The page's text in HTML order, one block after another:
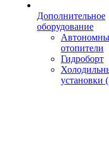
Дополнительное
оборудование
отопители
Гидроборт
установки